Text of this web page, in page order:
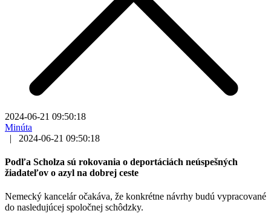
2024-06-21 09:50:18
Minúta
|
2024-06-21 09:50:18
Podľa Scholza sú rokovania o deportáciách neúspešných
žiadateľov o azyl na dobrej ceste
Nemecký kancelár očakáva, že konkrétne návrhy budú vypracované
do nasledujúcej spoločnej schôdzky.